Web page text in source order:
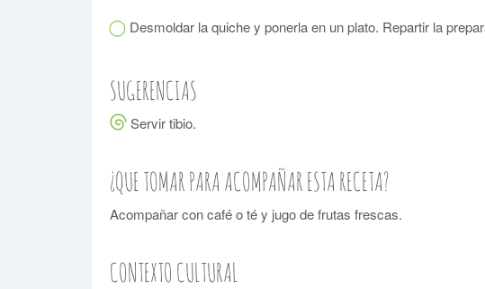
Desmoldar la quiche y ponerla en un plato. Repartir la
SUGERENCIAS
Servir tibio.
¿QUE TOMAR PARA ACOMPAÑAR ESTA RECETA?
Acompañar con café o té y jugo de frutas frescas.
CONTEXTO CULTURAL